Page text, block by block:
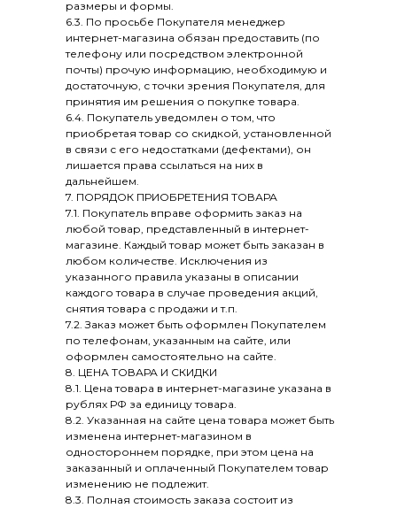
размеры и формы.
6.3. По просьбе Покупателя менеджер
интернет-магазина обязан предоставить (по
телефону или посредством электронной
почты) прочую информацию, необходимую и
достаточную, с точки зрения Покупателя, для
принятия им решения о покупке товара.
6.4. Покупатель уведомлен о том, что
приобретая товар со скидкой, установленной
в связи с его недостатками (дефектами), он
лишается права ссылаться на них в
дальнейшем.
7. ПОРЯДОК ПРИОБРЕТЕНИЯ ТОВАРА
7.1. Покупатель вправе оформить заказ на
любой товар, представленный в интернет-
магазине. Каждый товар может быть заказан в
любом количестве. Исключения из
указанного правила указаны в описании
каждого товара в случае проведения акций,
снятия товара с продажи и т.п.
7.2. Заказ может быть оформлен Покупателем
по телефонам, указанным на сайте, или
оформлен самостоятельно на сайте.
8. ЦЕНА ТОВАРА И СКИДКИ
8.1. Цена товара в интернет-магазине указана в
рублях РФ за единицу товара.
8.2. Указанная на сайте цена товара может быть
изменена интернет-магазином в
одностороннем порядке, при этом цена на
заказанный и оплаченный Покупателем товар
изменению не подлежит.
8.3. Полная стоимость заказа состоит из